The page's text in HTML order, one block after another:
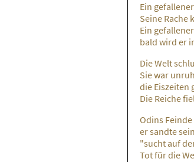
Ein
Seine Rache
Ein
bald wird er
Die Welt
Sie war
die Eiszeiten
Die Reiche
Odins
er sandte
"sucht auf
Tot für die